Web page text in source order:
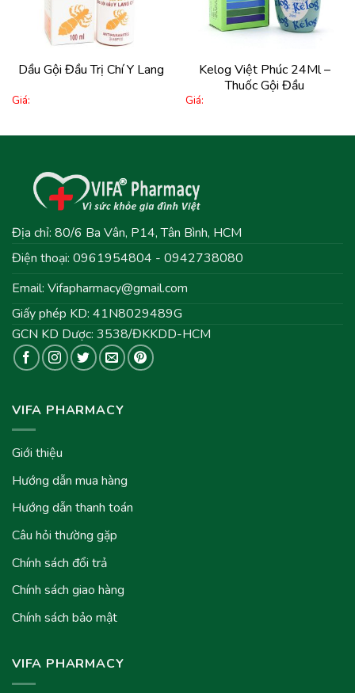
Dầu Gội Đầu Trị Chí Y Lang
Giá:
Kelog Việt Phúc 24Ml –
Thuốc Gội Đầu
Giá:
Địa chỉ: 80/6 Ba Vân, P14, Tân Bình, HCM
Điện thoại: 0961954804 - 0942738080
Email: Vifapharmacy@gmail.com
Giấy phép KD: 41N8029489G
GCN KD Dược: 3538/ĐKKDD-HCM
VIFA PHARMACY
Giới thiệu
Hướng dẫn mua hàng
Hướng dẫn thanh toán
Câu hỏi thường gặp
Chính sách đổi trả
Chính sách giao hàng
Chính sách bảo mật
VIFA PHARMACY